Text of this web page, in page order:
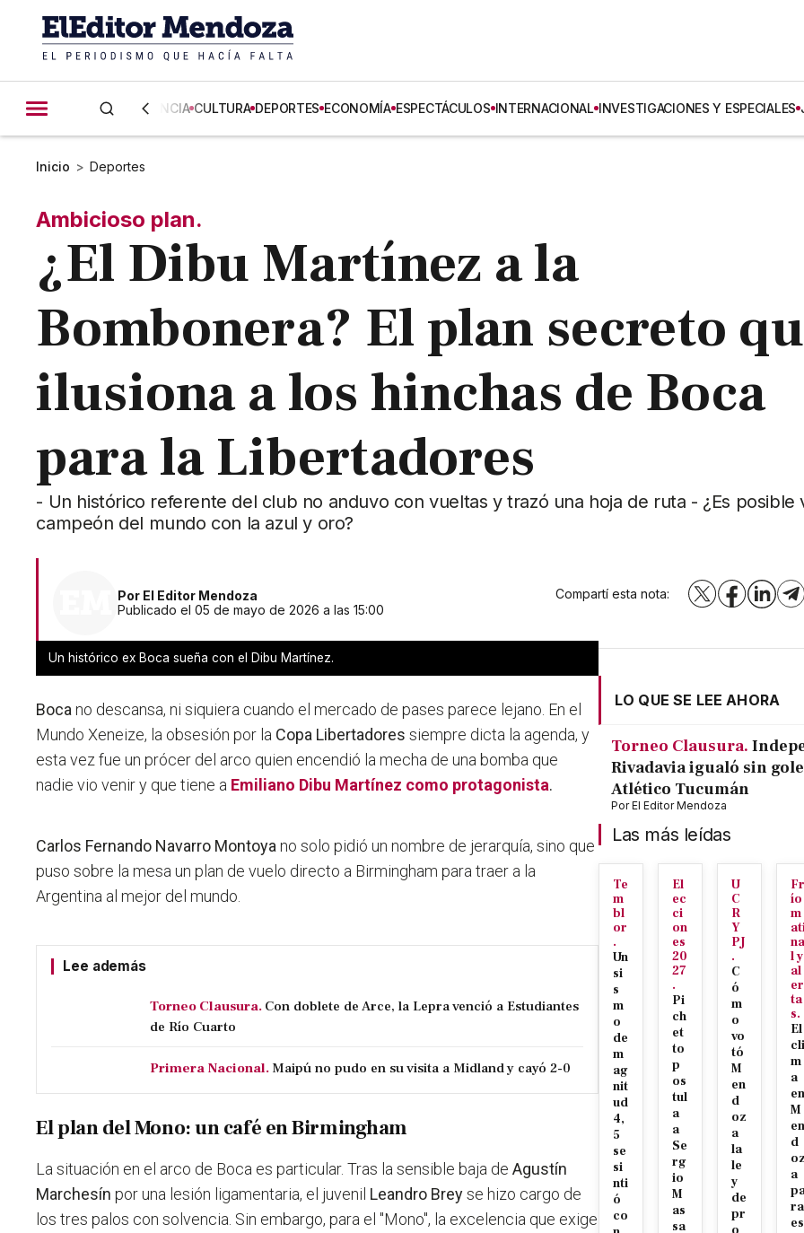
CIENCIA CULTURA DEPORTES ECONOMÍA ESPECTÁCULOS INTERNACIONAL INVESTIGACIONES Y ESPECIALES
Inicio > Deportes
Ambicioso plan.
¿El Dibu Martínez a la
Bombonera? El plan secreto
ilusiona a los hinchas de Boca
para la Libertadores
- Un histórico referente del club no anduvo con vueltas y trazó una hoja de ruta - ¿Es posible
campeón del mundo con la azul y oro?
Por El Editor Mendoza
Publicado el 05 de mayo de 2026 a las 15:00
Compartí esta nota: X Facebook
Un histórico ex Boca sueña con el Dibu Martínez.
Bocano descansa, ni siquiera cuando el mercado de pases parece lejano. En el
Mundo Xeneize, la obsesión por la Copa Libertadores siempre dicta la agenda, y
esta vez fue un prócer del arco quien encendió la mecha de una bomba que
nadie vio venir y que tiene a Emiliano Dibu Martínez como protagonista.
Carlos Fernando Navarro Montoya no solo pidió un nombre de jerarquía, sino que
puso sobre la mesa un plan de vuelo directo a Birmingham para traer a la
Argentina al mejor del mundo.
Lee además
Torneo Clausura. Con doblete de Arce, la Lepra venció a Estudiantes
de Río Cuarto
Primera Nacional. Maipú no pudo en su visita a Midland y cayó 2-0
El plan del Mono: un café en Birmingham
La situación en el arco de Boca es particular. Tras la sensible baja deAgustín
Marchesín por una lesión ligamentaria, el juvenil Leandro Breyse hizo cargo de
los tres palos con solvencia. Sin embargo, para el "Mono", la excelencia que exige
LO QUE SE LEE AHORA
Torneo Clausura.
Rivadavia igualó sin
Atlético Tucumán
PorEl Editor Mendoza
Las más leídas
Te
m
bl
or
.
Un
si
s
m
o
de
m
ag
nit
ud
4,
5
se
si
nti
ó
co
El
ec
ci
on
es
20
27
.
Pi
ch
et
to
p
os
tul
a
a
Se
rg
io
M
as
sa
U
C
R
Y
PJ
.
C
ó
m
o
vo
tó
M
en
d
oz
a
la
le
y
de
pr
Fr
ío
m
na
l y
al
er
ta
s.
El
cli
m
a
en
M
en
d
a
ra
es